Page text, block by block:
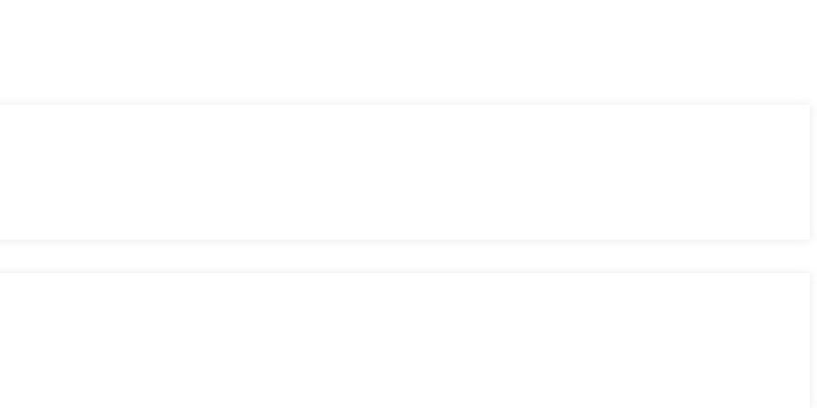
senza complicazioni.
del mercato.
piattaforme e dApp.